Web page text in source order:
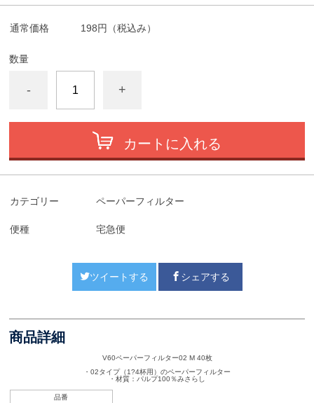
通常価格 198円 （税込み）
数量
- +
カートに入れる
カテゴリー ペーパーフィルター
便種 宅急便
ツイートする シェアする
商品詳細
V60ペーパーフィルター02 M 40枚
・02タイプ（1?4杯用）のペーパーフィルター
・材質：パルプ100％みさらし
品番